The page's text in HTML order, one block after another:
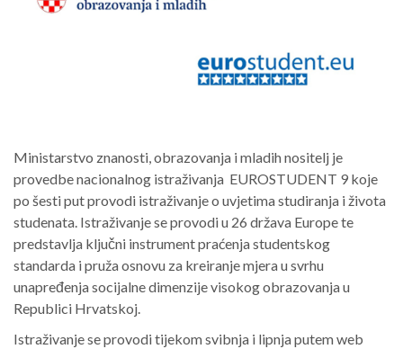
Ministarstvo znanosti, obrazovanja i mladih nositelj je
provedbe nacionalnog istraživanja EUROSTUDENT 9 koje
po šesti put provodi istraživanje o uvjetima studiranja i života
studenata. Istraživanje se provodi u 26 država Europe te
predstavlja ključni instrument praćenja studentskog
standarda i pruža osnovu za kreiranje mjera u svrhu
unapređenja socijalne dimenzije visokog obrazovanja u
Republici Hrvatskoj.
Istraživanje se provodi tijekom svibnja i lipnja putem web